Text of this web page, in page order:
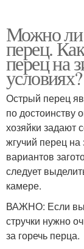
Можно ли
перец.
перец на
условиях?
Острый перец
по достоинству
хозяйки задают
жгучий перец
вариантов
следует
камере.
ВАЖНО: Если вы
стручки нужно
за горечь перца.